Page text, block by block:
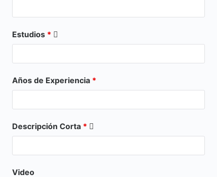
Estudios *
Años de Experiencia *
Descripción Corta *
Video